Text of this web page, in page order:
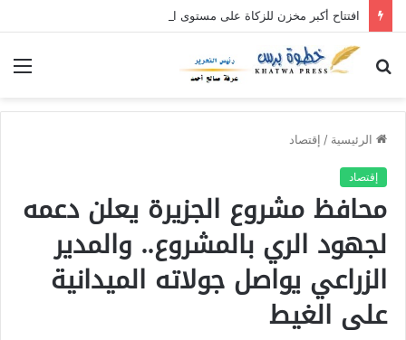
افتتاح أكبر مخزن للزكاة على مستوى السودان بولاية القضارف
الرئيسية / إقتصاد
إقتصاد
محافظ مشروع الجزيرة يعلن دعمه
لجهود الري بالمشروع.. والمدير
الزراعي يواصل جولاته الميدانية
على الغيط